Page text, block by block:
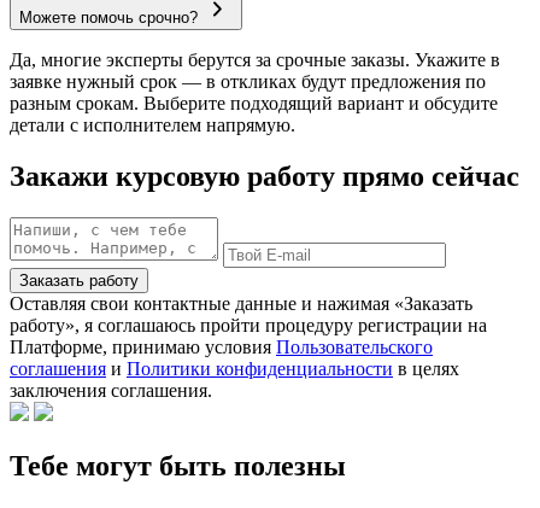
Можете помочь срочно?
Да, многие эксперты берутся за срочные заказы. Укажите в
заявке нужный срок — в откликах будут предложения по
разным срокам. Выберите подходящий вариант и обсудите
детали с исполнителем напрямую.
Закажи курсовую работу прямо сейчас
Заказать работу
Оставляя свои контактные данные и нажимая «Заказать
работу», я соглашаюсь пройти процедуру регистрации на
Платформе, принимаю условия Пользовательского
соглашения и Политики конфиденциальности в целях
заключения соглашения.
Тебе могут быть полезны